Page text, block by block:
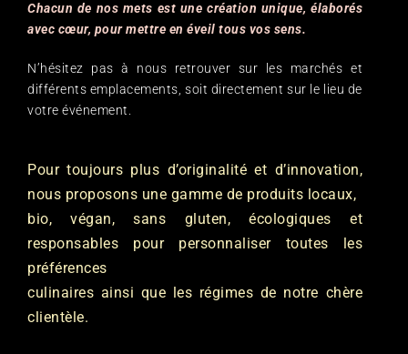
Chacun de nos mets est une création unique, élaborés
avec cœur, pour mettre en éveil tous vos sens.
N’hésitez pas à nous retrouver sur les marchés et
différents emplacements, soit directement sur le lieu de
votre événement.
Pour toujours plus d’originalité et d’innovation,
nous proposons une gamme de produits locaux,
bio, végan, sans gluten, écologiques et
responsables pour personnaliser toutes les
préférences
culinaires ainsi que les régimes de notre chère
clientèle.